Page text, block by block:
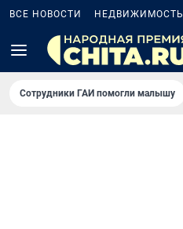
ВСЕ НОВОСТИ НЕДВИЖИМОСТЬ
Сотрудники ГАИ помогли малышу